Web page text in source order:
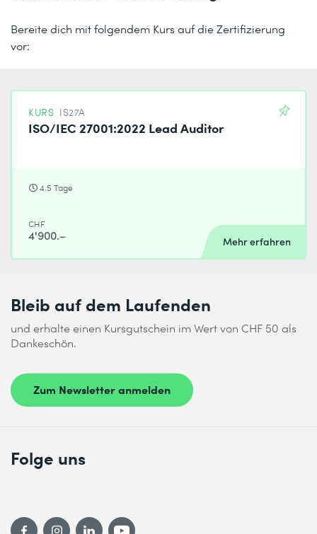
Bereite dich mit folgendem Kurs auf die Zertifizierung
vor:
KURS IS27A
ISO/IEC 27001:2022 Lead Auditor
4.5 Tage
CHF
4'900.– Mehr erfahren
Bleib auf dem Laufenden
und erhalte einen Kursgutschein im Wert von CHF 50 als
Dankeschön.
Zum Newsletter anmelden
Folge uns